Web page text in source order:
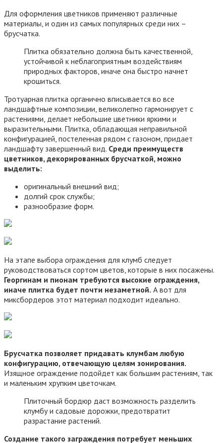
Для оформления цветников применяют различные
материалы, и один из самых популярных среди них –
брусчатка.
Плитка обязательно должна быть качественной,
устойчивой к неблагоприятным воздействиям
природных факторов, иначе она быстро начнет
крошиться.
Тротуарная плитка органично вписывается во все
ландшафтные композиции, великолепно гармонирует с
растениями, делает небольшие цветники яркими и
выразительными. Плитка, обладающая неправильной
конфигурацией, постеленная рядом с газоном, придает
ландшафту завершенный вид. Среди преимуществ
цветников, декорированных брусчаткой, можно
выделить:
оригинальный внешний вид;
долгий срок службы;
разнообразие форм.
На этапе выбора ограждения для клумб следует
руководствоваться сортом цветов, которые в них посажены.
Георгинам и пионам требуются высокие ограждения,
иначе плитка будет почти незаметной. А вот для
миксбордеров этот материал подходит идеально.
Брусчатка позволяет придавать клумбам любую
конфигурацию, отвечающую целям зонирования.
Изящное ограждение подойдет как большим растениям, так
и маленьким хрупким цветочкам.
Плиточный бордюр даст возможность разделить
клумбу и садовые дорожки, предотвратит
разрастание растений.
Создание такого заграждения потребует меньших